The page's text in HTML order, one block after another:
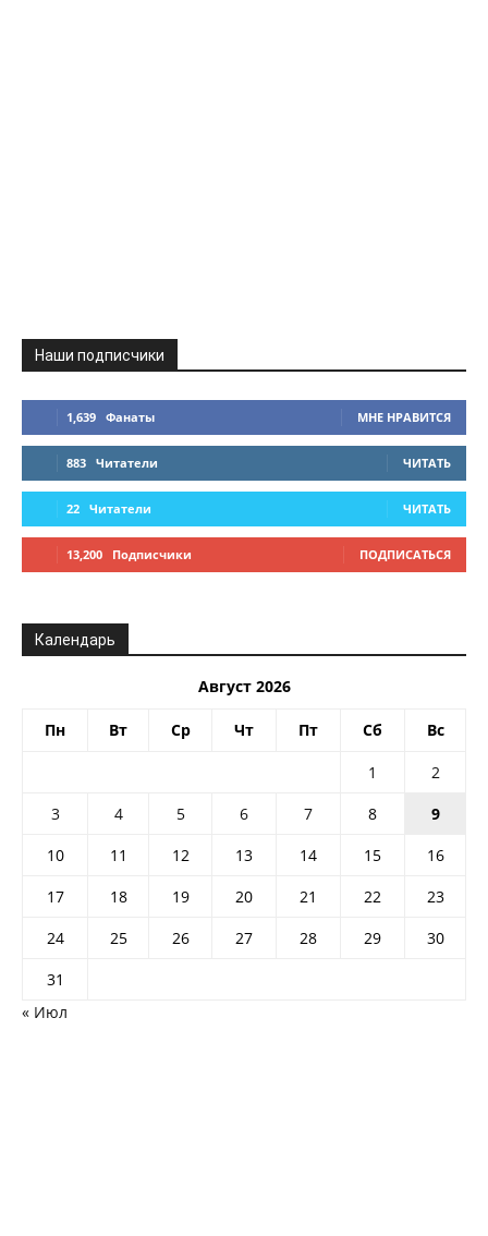
Наши подписчики
1,639 Фанаты МНЕ НРАВИТСЯ
883 Читатели ЧИТАТЬ
22 Читатели ЧИТАТЬ
13,200 Подписчики ПОДПИСАТЬСЯ
Календарь
Август 2026
Пн Вт Ср Чт Пт Сб Вс
1
2
3
4 5 6 7 8
9
10
11 12 13 14 15
16
17
18 19 20 21 22
23
24
25 26 27 28 29
30
31
« Июл